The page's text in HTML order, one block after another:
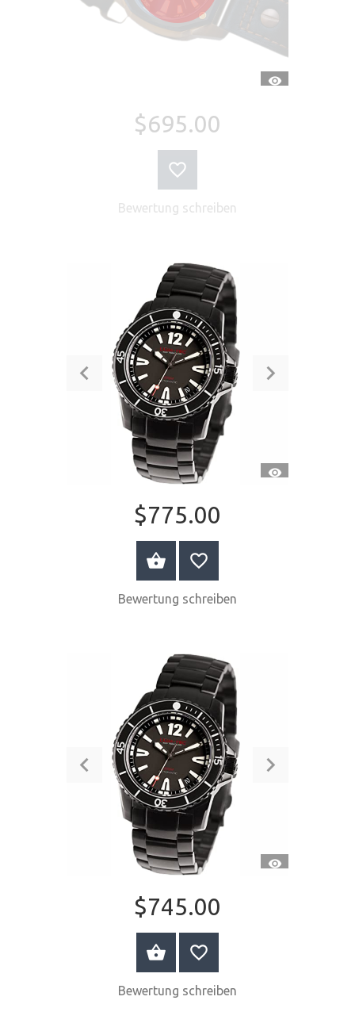
$695.00
Bewertung schreiben
$775.00
JETZT KAUFEN
Bewertung schreiben
$745.00
JETZT KAUFEN
Bewertung schreiben